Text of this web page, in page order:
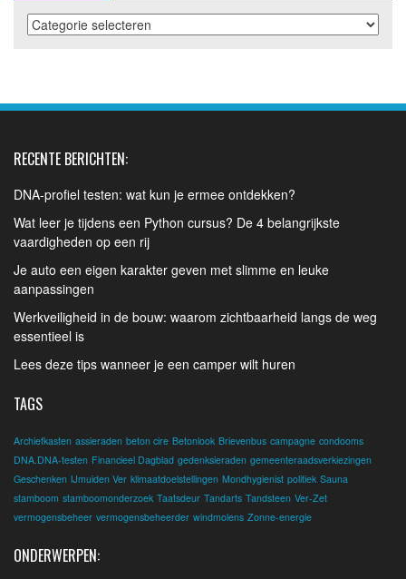
Onderwerpen
RECENTE BERICHTEN:
DNA-profiel testen: wat kun je ermee ontdekken?
Wat leer je tijdens een Python cursus? De 4 belangrijkste
vaardigheden op een rij
Je auto een eigen karakter geven met slimme en leuke
aanpassingen
Werkveiligheid in de bouw: waarom zichtbaarheid langs de weg
essentieel is
Lees deze tips wanneer je een camper wilt huren
TAGS
Archiefkasten assieraden beton cire Betonlook Brievenbus campagne condooms
DNA.DNA-testen Financieel Dagblad gedenksieraden gemeenteraadsverkiezingen
Geschenken IJmuiden Ver klimaatdoelstellingen Mondhygienist politiek Sauna
stamboom stamboomonderzoek Taatsdeur Tandarts Tandsteen Ver-Zet
vermogensbeheer vermogensbeheerder windmolens Zonne-energie
ONDERWERPEN: